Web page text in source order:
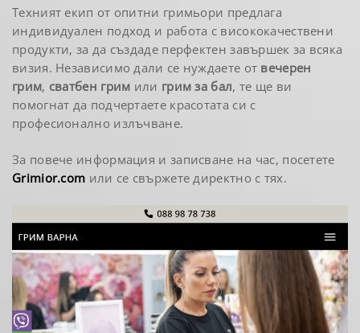
Техният екип от опитни гримьори предлага
индивидуален подход и работа с висококачествени
продукти, за да създаде перфектен завършек за всяка
визия. Независимо дали се нуждаете от вечерен
грим, сватбен грим или грим за бал, те ще ви
помогнат да подчертаете красотата си с
професионално излъчване.
За повече информация и записване на час, посетете
Grimior.com или се свържете директно с тях.